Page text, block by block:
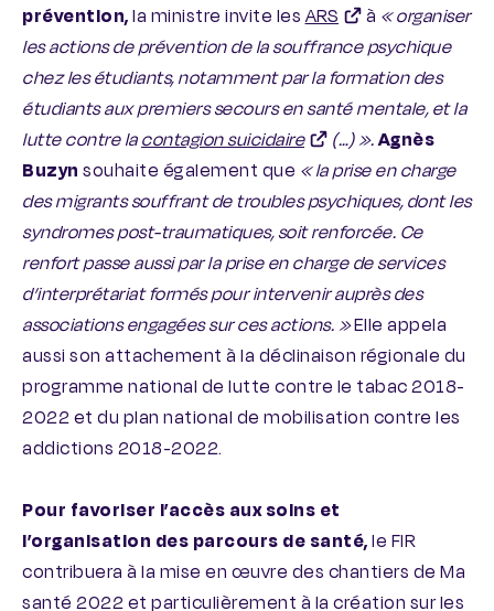
prévention,la ministre invite lesARS à « organiser
les actions de prévention de la souffrance psychique
chez les étudiants, notamment par la formation des
étudiants aux premiers secours en santé mentale, et la
lutte contre lacontagion suicidaire (…) ».Agnès
Buzyn souhaite également que « la prise en charge
des migrants souffrant de troubles psychiques, dont les
syndromes post-traumatiques, soit renforcée. Ce
renfort passe aussi par la prise en charge de services
d’interprétariat formés pour intervenir auprès des
associations engagées sur ces actions. »Elle appela
aussi son attachement à la déclinaison régionale du
programme national de lutte contre le tabac 2018-
2022 et du plan national de mobilisation contre les
addictions 2018-2022.
Pour favoriser l’accès aux soins et
l’organisation des parcours de santé,le FIR
contribuera à la mise en œuvre des chantiers de Ma
santé 2022 et particulièrement à la création sur les